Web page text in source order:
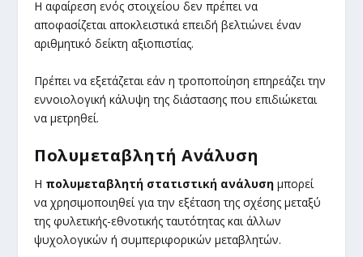
Η αφαίρεση ενός στοιχείου δεν πρέπει να
αποφασίζεται αποκλειστικά επειδή βελτιώνει έναν
αριθμητικό δείκτη αξιοπιστίας.
Πρέπει να εξετάζεται εάν η τροποποίηση επηρεάζει την
εννοιολογική κάλυψη της διάστασης που επιδιώκεται
να μετρηθεί.
Πολυμεταβλητή Ανάλυση
Η πολυμεταβλητή στατιστική ανάλυση μπορεί
να χρησιμοποιηθεί για την εξέταση της σχέσης μεταξύ
της φυλετικής-εθνοτικής ταυτότητας και άλλων
ψυχολογικών ή συμπεριφορικών μεταβλητών.